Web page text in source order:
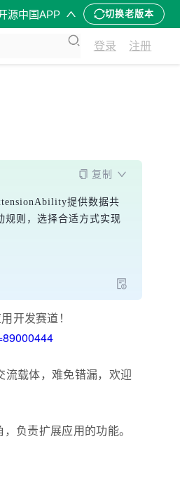
源中国APP 切换老版本
登录 注册
复制
提供数据共
规则，选择合适方式实现
开发赛道！
载体，难免错漏，欢迎
负责扩展应用的功能。